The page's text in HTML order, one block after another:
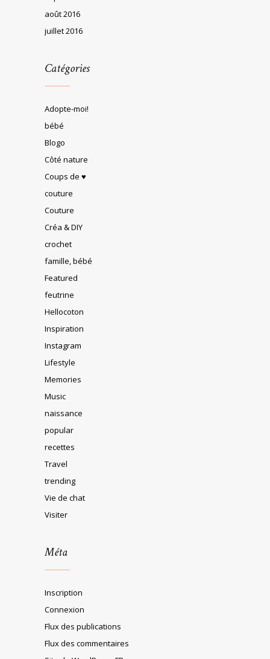
août 2016
juillet 2016
Catégories
Adopte-moi!
bébé
Blogo
Côté nature
Coups de ♥
couture
Couture
Créa & DIY
crochet
famille, bébé
Featured
feutrine
Hellocoton
Inspiration
Instagram
Lifestyle
Memories
Music
naissance
popular
recettes
Travel
trending
Vie de chat
Visiter
Méta
Inscription
Connexion
Flux des publications
Flux des commentaires